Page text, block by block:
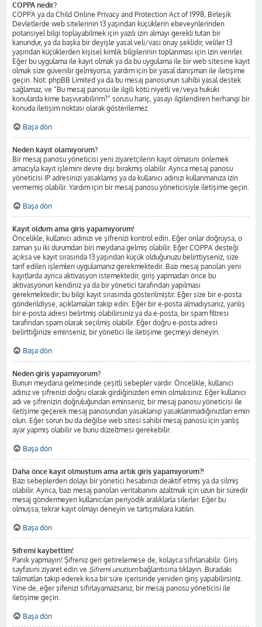
COPPA nedir?
COPPA ya da Child Online Privacy and Protection Act of 1998, Birleşik
Devletlerde web sitelerinin 13 yaşından küçüklerin ebeveynlerinden
potansiyel bilgi toplayabilmek için yazılı izin almayı gerekli tutan bir
kanundur, ya da başka bir deyişle yasal veli/vasi onay şeklidir, veliler 13
yaşından küçüklerden kişisel kimlik bilgilerinin toplanması için izin verirler.
Eğer bu uygulama ile kayıt olmak ya da bu uygulama ile bir web sitesine kayıt
olmak size güvenilir gelmiyorsa, yardım için bir yasal danışman ile iletişime
geçin. Not: phpBB Limited ya da bu mesaj panosunun sahibi yasal destek
sağlamaz, ve “Bu mesaj panosu ile ilgili kötü niyetli ve/veya hukuki
konularda kime başvurabilirim?” sorusu hariç, yasayı ilgilendiren herhangi bir
konuda iletişim noktası olarak gösterilemez.
Başa dön
Neden kayıt olamıyorum?
Bir mesaj panosu yöneticisi yeni ziyaretçilerin kayıt olmasını önlemek
amacıyla kayıt işlemini devre dışı bırakmış olabilir. Ayrıca mesaj panosu
yöneticisi IP adresinizi yasaklamış ya da kullanıcı adınızı kullanmanıza izin
vermemiş olabilir. Yardım için bir mesaj panosu yöneticisiyle iletişime geçin.
Başa dön
Kayıt oldum ama giriş yapamıyorum!
Öncelikle, kullanıcı adınızı ve şifrenizi kontrol edin. Eğer onlar doğruysa, o
zaman şu iki durumdan biri meydana gelmiş olabilir. Eğer COPPA desteği
açıksa ve kayıt sırasında 13 yaşından küçük olduğunuzu belirttiyseniz, size
tarif edilen işlemleri uygulamanız gerekmektedir. Bazı mesaj panoları yeni
kayıtlarda ayrıca aktivasyon istemektedir, giriş yapmadan önce bu
aktivasyonun kendiniz ya da bir yönetici tarafından yapılması
gerekmektedir; bu bilgi kayıt sırasında gösterilmiştir. Eğer size bir e-posta
gönderildiyse, açıklamaları takip edin. Eğer bir e-posta almadıysanız, yanlış
bir e-posta adresi belirtmiş olabilirsiniz ya da e-posta, bir spam filtresi
tarafından spam olarak seçilmiş olabilir. Eğer doğru e-posta adresi
belirttiğinize eminseniz, bir yönetici ile iletişime geçmeyi deneyin.
Başa dön
Neden giriş yapamıyorum?
Bunun meydana gelmesinde çeşitli sebepler vardır. Öncelikle, kullanıcı
adınız ve şifrenizi doğru olarak girdiğinizden emin olmalısınız. Eğer kullanıcı
adı ve şifrenizin doğruluğundan eminseniz, bir mesaj panosu yöneticisi ile
iletişime geçerek mesaj panosundan yasaklanıp yasaklanmadığınızdan emin
olun. Eğer sorun bu da değilse web sitesi sahibi mesaj panosu için yanlış
ayar yapmış olabilir ve bunu düzeltmesi gerekebilir.
Başa dön
Daha önce kayıt olmuştum ama artık giriş yapamıyorum?!
Bazı sebeplerden dolayı bir yönetici hesabınızı deaktif etmiş ya da silmiş
olabilir. Ayrıca, bazı mesaj panoları veritabanını azaltmak için uzun bir süredir
mesaj göndermeyen kullanıcıları periyodik aralıklarla silerler. Eğer bu
olmuşsa, tekrar kayıt olmayı deneyin ve tartışmalara katılın.
Başa dön
Şifremi kaybettim!
Panik yapmayın! Şifreniz geri getirelemese de, kolayca sıfırlanabilir. Giriş
sayfasını ziyaret edin ve Şifremi unuttumbağlantısına tıklayın. Buradaki
talimatları takip ederek kısa bir süre içerisinde yeniden giriş yapabilirsiniz.
Yine de, eğer şifenizi sıfırlayamazsanız, bir mesaj panosu yöneticisi ile
iletişime geçin.
Başa dön